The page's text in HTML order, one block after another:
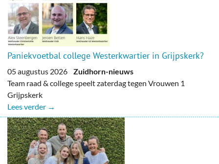
Paniekvoetbal college Westerkwartier in Grijpskerk?
05 augustus 2026 Zuidhorn-nieuws
Team raad & college speelt zaterdag tegen Vrouwen 1
Grijpskerk
Lees verder →